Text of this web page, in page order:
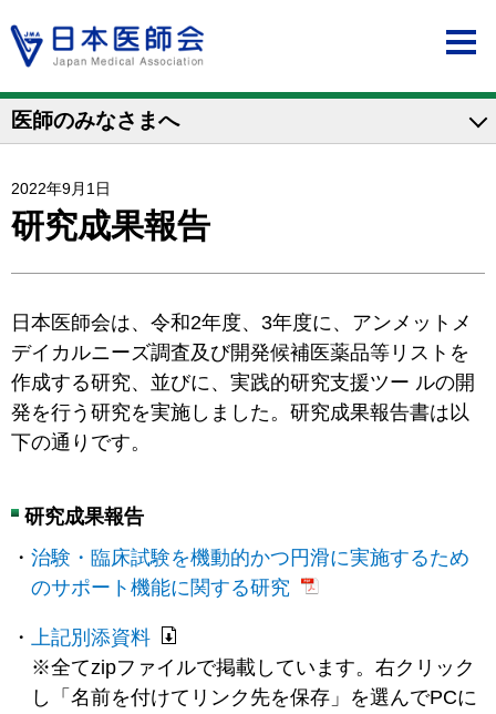
医師のみなさまへ
2022年9月1日
研究成果報告
日本医師会は、令和2年度、3年度に、アンメットメ
デイカルニーズ調査及び開発候補医薬品等リストを
作成する研究、並びに、実践的研究支援ツー ルの開
発を行う研究を実施しました。研究成果報告書は以
下の通りです。
研究成果報告
治験・臨床試験を機動的かつ円滑に実施するため
のサポート機能に関する研究
上記別添資料
※全てzipファイルで掲載しています。右クリック
し「名前を付けてリンク先を保存」を選んでPCに